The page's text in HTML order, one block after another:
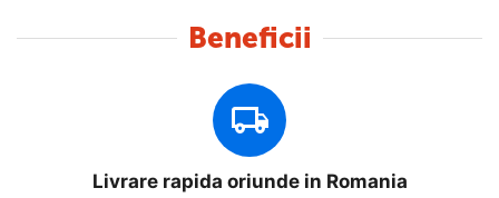
Beneficii
Livrare rapida oriunde in Romania